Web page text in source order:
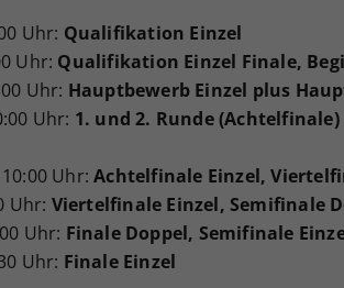
Uhr: Qualifikation Einzel
Uhr: Qualifikation Einzel Finale,
Uhr: Hauptbewerb Einzel plus
Uhr: 1. und 2. Runde
Uhr: Achtelfinale Einzel,
Uhr: Viertelfinale Einzel, Semifinale
Uhr: Finale Doppel, Semifinale
Uhr: Finale Einzel